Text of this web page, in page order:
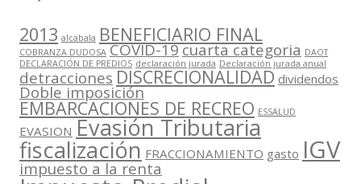
2013 alcabala BENEFICIARIO FINAL
COBRANZA DUDOSA COVID-19cuarta categoria DAOT
DECLARACIÓN DE PREDIOS declaración jurada Declaración jurada anual
detracciones DISCRECIONALIDAD dividendos
Doble imposición
EMBARCACIONES DE RECREO ESSALUD
EVASION Evasión Tributaria
fiscalización FRACCIONAMIENTO gasto IGV
impuesto a la renta